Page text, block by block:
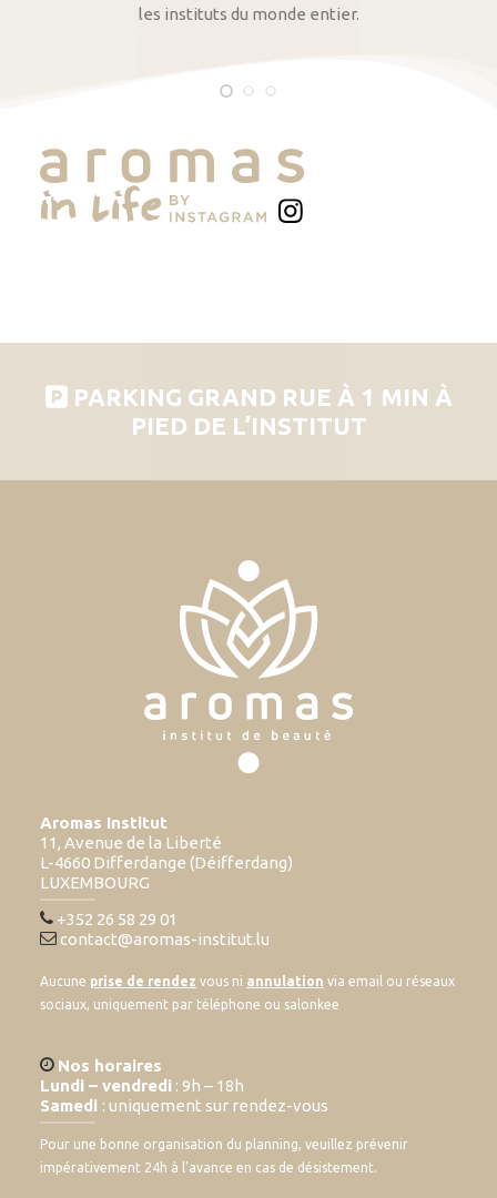
les instituts du monde entier.
PARKING GRAND RUE À 1 MIN À
PIED DE L’INSTITUT
Aromas Institut
11, Avenue de la Liberté
L-4660 Differdange (Déifferdang)
LUXEMBOURG
+352 26 58 29 01
contact@aromas-institut.lu
Aucune prise de rendez vous ni annulation via email ou réseaux
sociaux, uniquement par téléphone ou salonkee
Nos horaires
Lundi – vendredi : 9h – 18h
Samedi : uniquement sur rendez-vous
Pour une bonne organisation du planning, veuillez prévenir
impérativement 24h à l’avance en cas de désistement.